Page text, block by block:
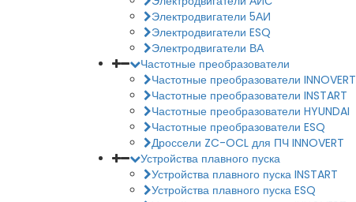
Электродвигатели 5АИ
Электродвигатели ESQ
Электродвигатели ВА
Частотные преобразователи
Частотные преобразователи INNOVERT
Частотные преобразователи INSTART
Частотные преобразователи HYUNDAI
Частотные преобразователи ESQ
Дроссели ZC-OCL для ПЧ INNOVERT
Устройства плавного пуска
Устройства плавного пуска INSTART
Устройства плавного пуска ESQ